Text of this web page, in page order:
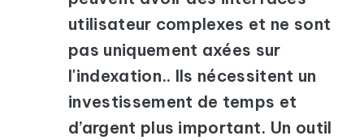
utilisateur complexes et ne sont
pas uniquement axées sur
l'indexation.. Ils nécessitent un
investissement de temps et
d’argent plus important. Un outil